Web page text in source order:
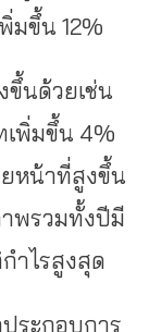
มขึ้น 12%
ขึ้นด้วยเช่น
เพิ่มขึ้น 4%
หน้าที่สูงขึ้น
พรวมทั้งปีมี
ำไรสูงสุด
ระกอบการ